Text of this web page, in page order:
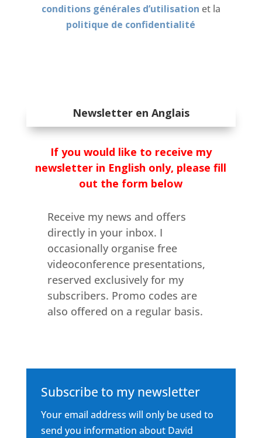
conditions générales d’utilisation et la
politique de confidentialité
Newsletter en Anglais
If you would like to receive my
newsletter in English only, please fill
out the form below
Receive my news and offers
directly in your inbox. I
occasionally organise free
videoconference presentations,
reserved exclusively for my
subscribers. Promo codes are
also offered on a regular basis.
Subscribe to my newsletter
Your email address will only be used to
send you information about David